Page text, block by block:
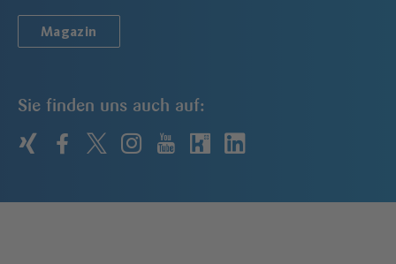
Magazin
Sie finden uns auch auf:
xingfacebook
twitter
instagram
youtube
kununulinkedin